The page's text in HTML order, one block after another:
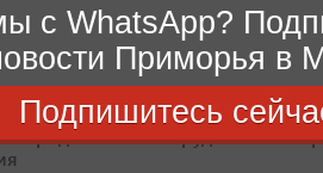
предложили оборудовать
с WhatsApp?
Приморья в
Подпишитесь